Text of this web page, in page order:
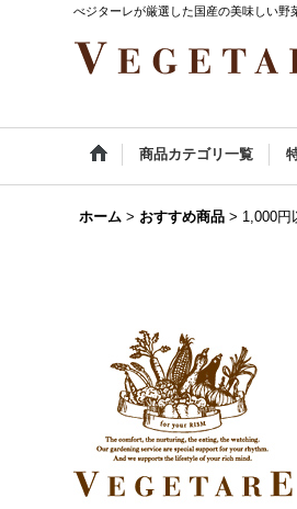
べジターレが厳選した国産の美味しい
商品カテゴリ一覧
ホーム > おすすめ商品 > 1,000円